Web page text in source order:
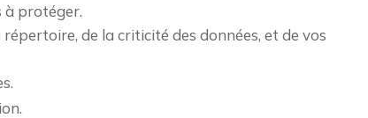
à protéger.
de la criticité des données, et de vos